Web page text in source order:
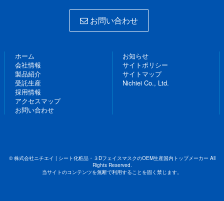
お問い合わせ
ホーム
会社情報
製品紹介
受託生産
採用情報
アクセスマップ
お問い合わせ
お知らせ
サイトポリシー
サイトマップ
Nichiei Co., Ltd.
© 株式会社ニチエイ | シート化粧品・３DフェイスマスクのOEM生産国内トップメーカー All
Rights Reserved.
当サイトのコンテンツを無断で利用することを固く禁じます。